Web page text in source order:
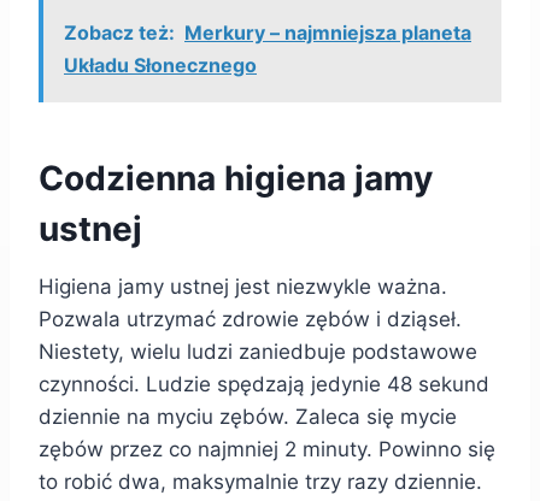
Zobacz też: Merkury – najmniejsza planeta
Układu Słonecznego
Codzienna higiena jamy
ustnej
Higiena jamy ustnej jest niezwykle ważna.
Pozwala utrzymać zdrowie zębów i dziąseł.
Niestety, wielu ludzi zaniedbuje podstawowe
czynności. Ludzie spędzają jedynie 48 sekund
dziennie na myciu zębów. Zaleca się mycie
zębów przez co najmniej 2 minuty. Powinno się
to robić dwa, maksymalnie trzy razy dziennie.